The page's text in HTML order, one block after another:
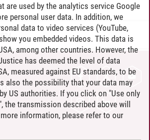
are used by the analytics service Google
personal user data. In addition, we
data to video services (YouTube,
you embedded videos. This data is
among other countries. However, the
has deemed the level of data
measured against EU standards, to be
also the possibility that your data may
US authorities. If you click on "Use only
the transmission described above will
information, please refer to our